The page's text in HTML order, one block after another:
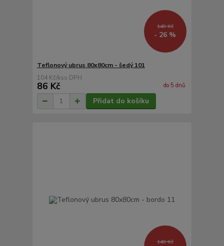
140 Kč
- 26 %
Teflonový ubrus 80x80cm - šedý 101
104 Kč/ks
86 Kč do 5 dnů
Přidat do košíku
140 Kč